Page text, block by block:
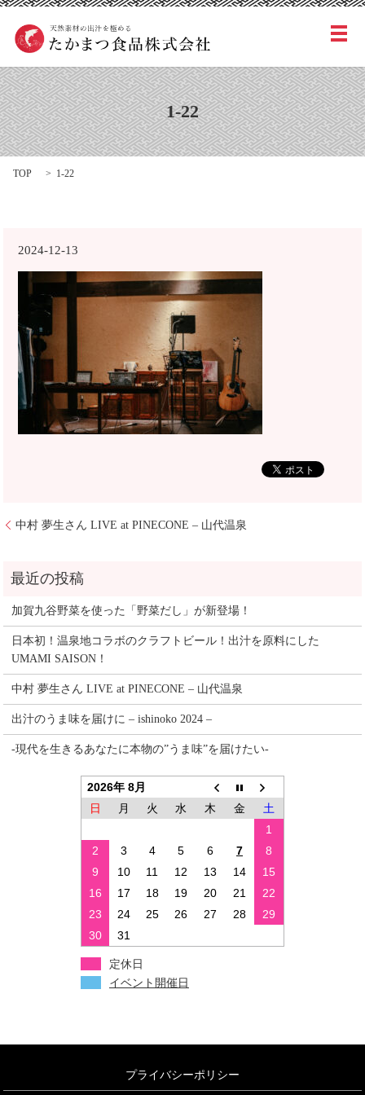
メ
1-22
TOP 1-22
2024-12-13
中村 夢生さん LIVE at PINECONE – 山代温泉
加賀九谷野菜を使った「野菜だし」が新登場！
日本初！温泉地コラボのクラフトビール！出汁を原料にした
UMAMI SAISON！
中村 夢生さん LIVE at PINECONE – 山代温泉
出汁のうま味を届けに – ishinoko 2024 –
-現代を生きるあなたに本物の”うま味”を届けたい-
2026年 8月
日
月 火 水 木 金
土
1
2
3 4 5 6 7
8
9
10 11 12 13 14
15
16
17 18 19 20 21
22
23
24 25 26 27 28
29
30
31
定休日
イベント開催日
プライバシーポリシー